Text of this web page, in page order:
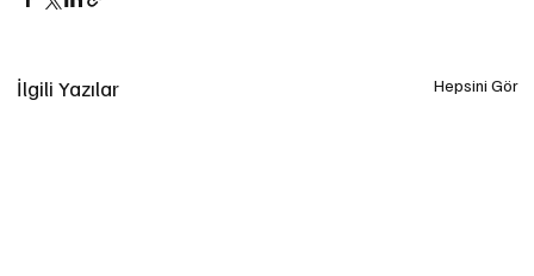
İlgili Yazılar Hepsini Gör